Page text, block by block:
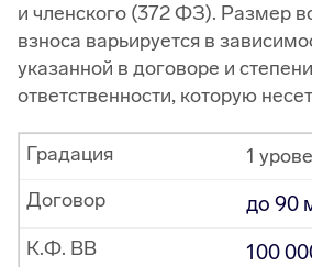
и членского (372 ФЗ). Размер
взноса варьируется в
указанной в договоре и степени
ответственности, которую
1
Градация
до 90
Договор
100
К.Ф. ВВ